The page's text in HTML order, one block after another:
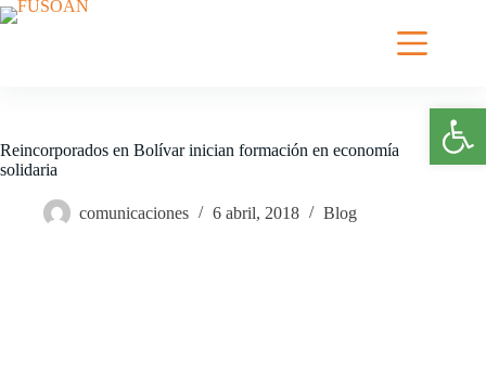
Saltar
al
Reincorporados en Bolívar inician formación en economía
solidaria
comunicaciones 6 abril, 2018 Blog
Abrir barra de herramientas